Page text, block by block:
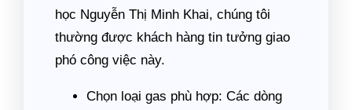
học Nguyễn Thị Minh Khai, chúng tôi
thường được khách hàng tin tưởng giao
phó công việc này.
Chọn loại gas phù hợp: Các dòng